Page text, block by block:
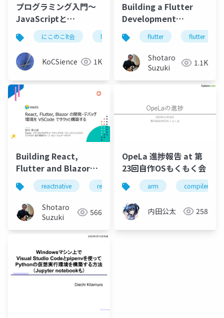
プログラミング入門～
JavaScriptと
Processing～C0deで
の話も？
にこのこlt会 lt プログラミング入門
KoCSience 1K
Building a Flutter
Development
Environment with
VSCode and Useful
Extensions
flutter flutter
Shotaro
Suzuki
1.1K
Building React,
Flutter and Blazor
development and
debugging
environment with
using VSCode
reactnative react flutter blazor
Shotaro
Suzuki
566
OpeLa 進捗報告 at 第
23回自作OSもくもく会
arm compiler
内田公太 258